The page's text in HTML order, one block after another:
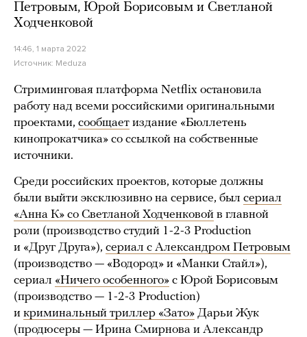
Петровым, Юрой Борисовым и Светланой
Ходченковой
14:46, 1 марта 2022
Источник: Meduza
Стриминговая платформа Netflix остановила
работу над всеми российскими оригинальными
проектами, сообщает издание «Бюллетень
кинопрокатчика» со ссылкой на собственные
источники.
Среди российских проектов, которые должны
были выйти эксклюзивно на сервисе, был сериал
«Анна К» со Светланой Ходченковой в главной
роли (производство студий 1-2-3 Production
и «Друг Друга»), сериал с Александром Петровым
(производство — «Водород» и «Манки Стайл»),
сериал «Ничего особенного» с Юрой Борисовым
(производство — 1-2-3 Production)
и криминальный триллер «Зато» Дарьи Жук
(продюсеры — Ирина Смирнова и Александр